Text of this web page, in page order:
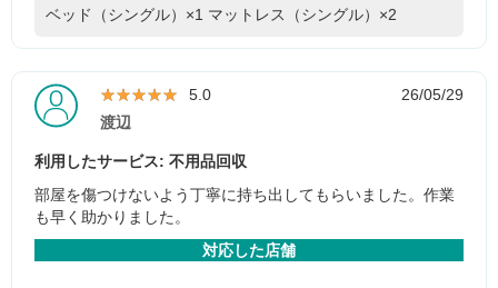
ベッド（シングル）×1 マットレス（シングル）×2
★★★★★
★★★★★ 5.0
26/05/29
渡辺
利用したサービス: 不用品回収
部屋を傷つけないよう丁寧に持ち出してもらいました。作業
も早く助かりました。
対応した店舗